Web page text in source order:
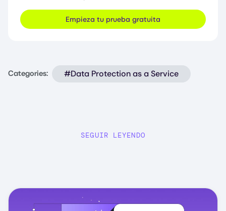
Empieza tu prueba gratuita
Categories: #Data Protection as a Service
SEGUIR LEYENDO